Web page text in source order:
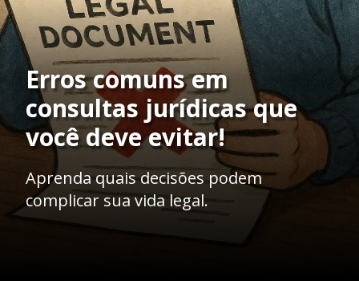
Erros comuns em
consultas jurídicas que
você deve evitar!
Aprenda quais decisões podem
complicar sua vida legal.